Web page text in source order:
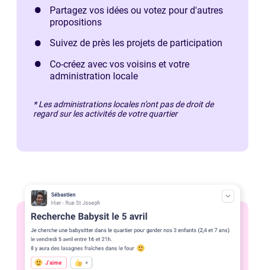
Partagez vos idées ou votez pour d'autres
propositions
Suivez de près les projets de participation
Co-créez avec vos voisins et votre
administration locale
* Les administrations locales n’ont pas de droit de
regard sur les activités de votre quartier